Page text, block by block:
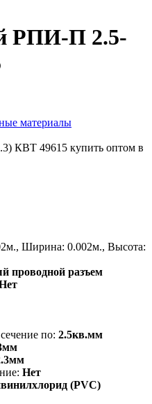
РПИ-П 2.5-
материалы
Ширина: 0.002м., Высота:
проводной разъем
по: 2.5кв.мм
Нет
(PVC)